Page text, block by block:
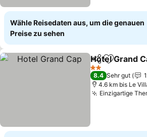
Wähle Reisedaten aus, um die genauen
Preise zu sehen
TeilenZu
Hotel Grand
2 Sterne
8.4 Sehr gut
4.6 km bis Le
Einzigartige